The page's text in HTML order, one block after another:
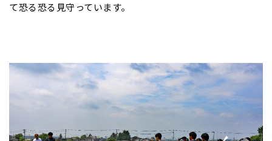
て恐る恐る見守っています。